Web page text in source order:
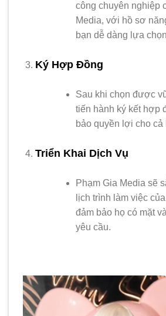
công chuyên nghiệp
Media, với hồ sơ
bạn dễ dàng lựa
Ký Hợp Đồng
Sau khi chọn được
tiến hành ký kết hợp
bảo quyền lợi cho cả
Triển Khai Dịch Vụ
Phạm Gia Media sẽ
lịch trình làm việc
đảm bảo họ có mặt
yêu cầu.